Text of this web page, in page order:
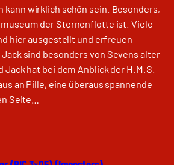
kann wirklich schön sein. Besonders,
der Sternenflotte ist. Viele
hier ausgestellt und erfreuen
sind besonders von Sevens alter
Jack hat bei dem Anblick der H.M.S.
an Pille, eine überaus spannende
Seite…